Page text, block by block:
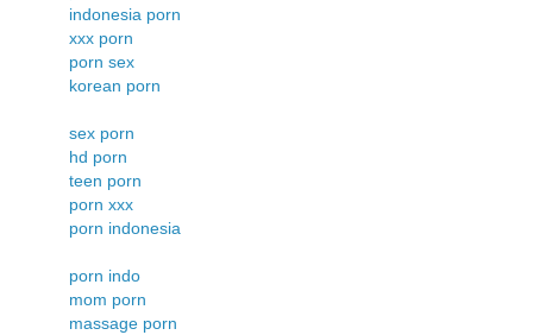
indonesia porn
xxx porn
porn sex
korean porn
sex porn
hd porn
teen porn
porn xxx
porn indonesia
porn indo
mom porn
massage porn